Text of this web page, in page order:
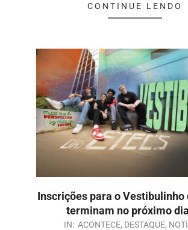
CONTINUE LENDO
Inscrições para o Vestibulinho
terminam no próximo
IN: ACONTECE, DESTAQUE,